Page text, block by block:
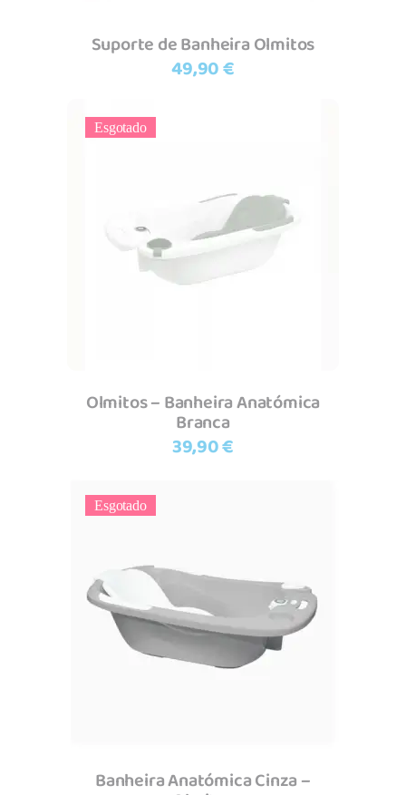
Suporte de Banheira Olmitos
49,90€
Esgotado
Ler mais
Olmitos – Banheira Anatómica
Branca
39,90€
Esgotado
Ler mais
Banheira Anatómica Cinza –